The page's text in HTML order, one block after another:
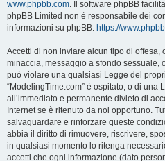
www.phpbb.com. Il software phpBB
phpBB Limited non è responsabile dei
informazioni su phpBB: https://
Accetti di non inviare alcun tipo di offesa,
minaccia, messaggio a sfondo sessuale,
può violare una qualsiasi Legge del
“ModelingTime.com” è ospitato, o di una
all’immediato e permanente divieto di
Internet se è ritenuto da noi opportuno.
salvaguardare e rinforzare queste
abbia il diritto di rimuovere, riscrivere,
in qualsiasi momento lo ritenga
accetti che ogni informazione (dato